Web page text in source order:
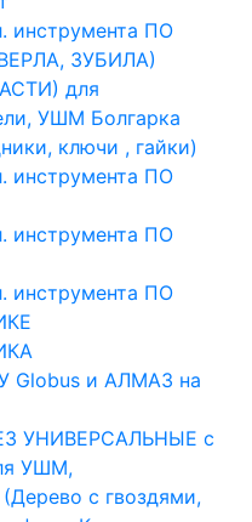
инструмента ПО
ЗУБИЛА)
для
УШМ Болгарка
ключи , гайки)
инструмента ПО
инструмента ПО
инструмента ПО
Globus и АЛМАЗ на
УНИВЕРСАЛЬНЫЕ с
УШМ,
с гвоздями,